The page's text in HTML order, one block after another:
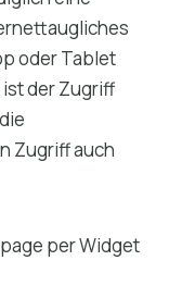
oder Tablet
der Zugriff
Zugriff auch
per Widget